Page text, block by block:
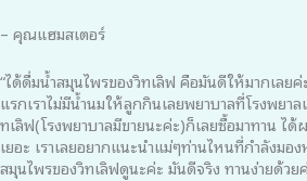
– คุณแฮมสเตอร์
“ได้ดื่มน้ำสมุนไพรของวิทเลิฟ คือมันดีให้มากเลย
แรกเราไม่มีน้ำนมให้ลูกกินเลยพยาบาลที่โรงพยา
ทเลิฟ(โรงพยาบาลมีขายนะค่ะ)ก็เลยซื้อมาทาน ได้
เยอะ เราเลยอยากแนะนำแม่ๆท่านไหนที่กำลังมอ
สมุนไพรของวิทเลิฟดูนะค่ะ มันดีจริง ทานง่ายด้วย